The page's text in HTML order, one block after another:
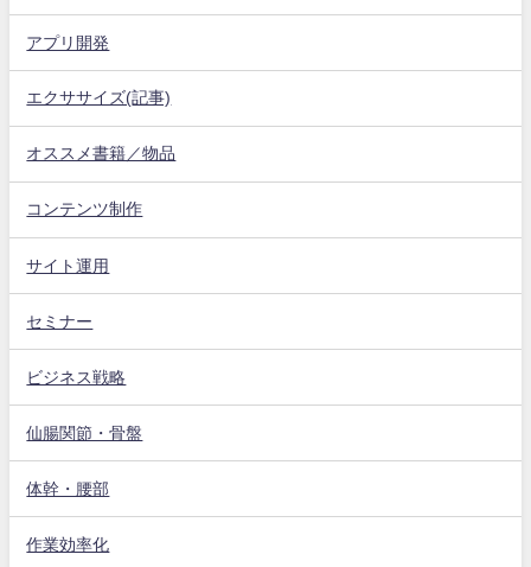
アプリ開発
エクササイズ(記事)
オススメ書籍／物品
コンテンツ制作
サイト運用
セミナー
ビジネス戦略
仙腸関節・骨盤
体幹・腰部
作業効率化